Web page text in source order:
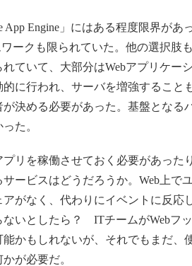
App Engine」にはある程度限界があ
ークも限られていた。他の選択肢
ていて、大部分はWebアプリケー
に行われ、サーバを増強すること
決める必要があった。基盤となる
た。
リを稼働させておく必要があった
ービスはどうだろうか。Web上で
がなく、代わりにイベントに反応
ないとしたら？ ITチームがWebフ
かもしれないが、それでもまだ、
が必要だ。